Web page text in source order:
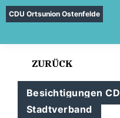
CDU Ortsunion Ostenfelde
ZURÜCK
Besichtigungen
Stadtverband